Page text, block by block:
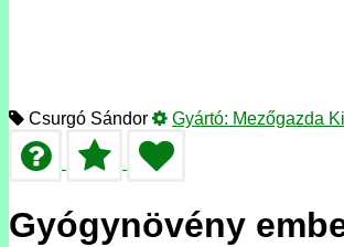
Csurgó Sándor Gyártó: Mezőgazda
Gyógynövény